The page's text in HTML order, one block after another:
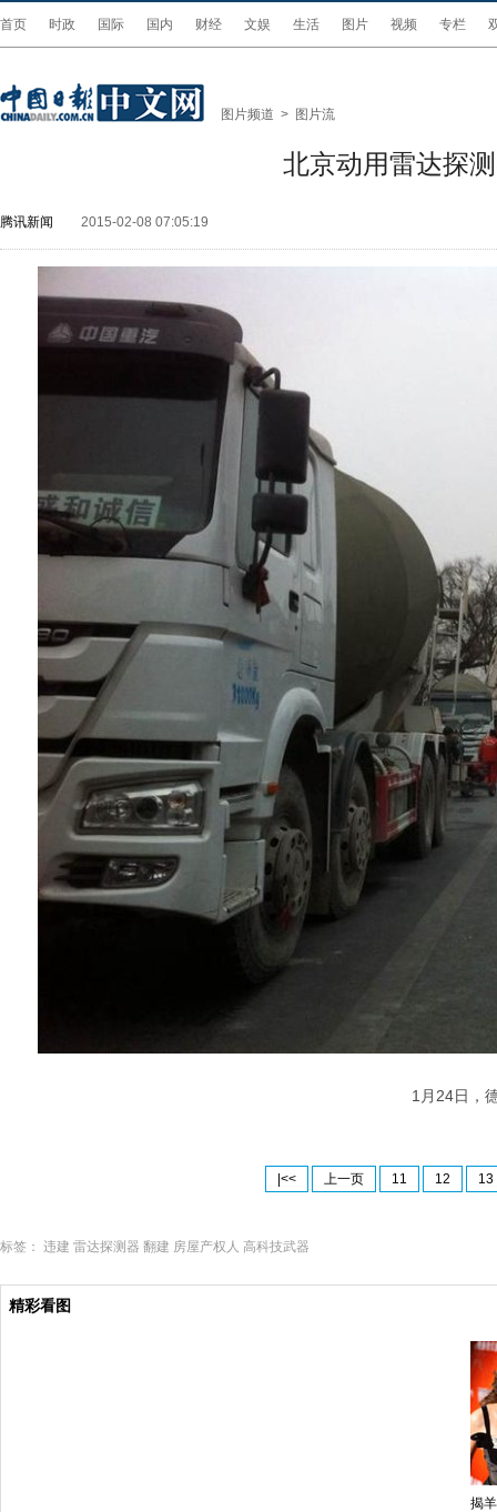
首页 时政 国际 国内 财经 文娱 生活 图片 视频 专栏
图片频道 > 图片流
北京动用雷达探
腾讯新闻 2015-02-08 07:05:19
1月24日，德
|<< 上一页 11 12 13
标签： 违建 雷达探测器 翻建 房屋产权人 高科技武器
精彩看图
揭